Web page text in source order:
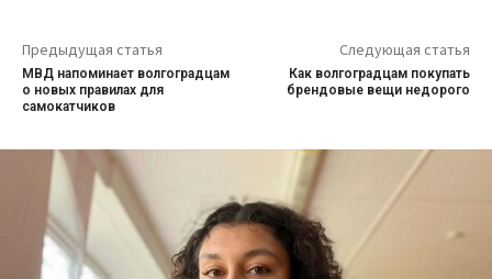
Предыдущая статья
МВД напоминает волгоградцам
о новых правилах для
самокатчиков
Следующая статья
Как волгоградцам покупать
брендовые вещи недорого